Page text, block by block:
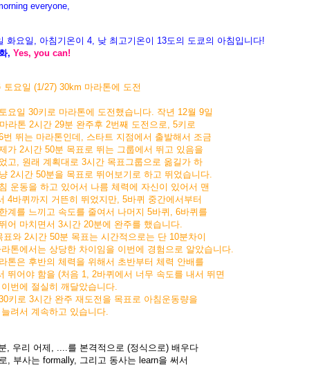
everyone,
화요일 아침기온이 4 낮 최고기온이 13도의 도쿄의 아침입니다!
, Yes, you can!
토요일 (1/27) 30km 마라톤에 도전
요일 30키로 마라톤에 도전했습니다. 작년 12월 9일
라톤 2시간 29분 완주후 2번째 도전으로, 5키로
번 뛰는 마라톤인데, 스타트 지점에서 출발해서 조금
가 2시간 50분 목표로 뛰는 그룹에서 뛰고 있음을
고, 원래 계획대로 3시간 목표그룹으로 옮길가 하
2시간 50분을 목표로 뛰어보기로 하고 뛰었습니다.
운동을 하고 있어서 나름 체력에 자신이 있어서 맨
4바퀴까지 거뜬히 뛰었지만, 5바퀴 중간에서부터
계를 느끼고 속도를 줄여서 나머지 5바퀴, 6바퀴를
어 마치면서 3시간 20분에 완주를 했습니다.
표와 2시간 50분 목표는 시간적으로는 단 10분차이
톤에서는 상당한 차이임을 이번에 경험으로 알았습니다.
톤은 후반의 체력을 위해서 초반부터 체력 안배를
뛰어야 함을 (처음 1, 2바퀴에서 너무 속도를 내서 뛰면
번에 절실히 깨달았습니다.
키로 3시간 완주 재도전을 목표로 아침운동량을
려서 계속하고 있습니다.
, 우리 어제,
....를 본격적으로 (정식으로) 배우다
, 부사는 formally, 그리고 동사는 learn을 써서